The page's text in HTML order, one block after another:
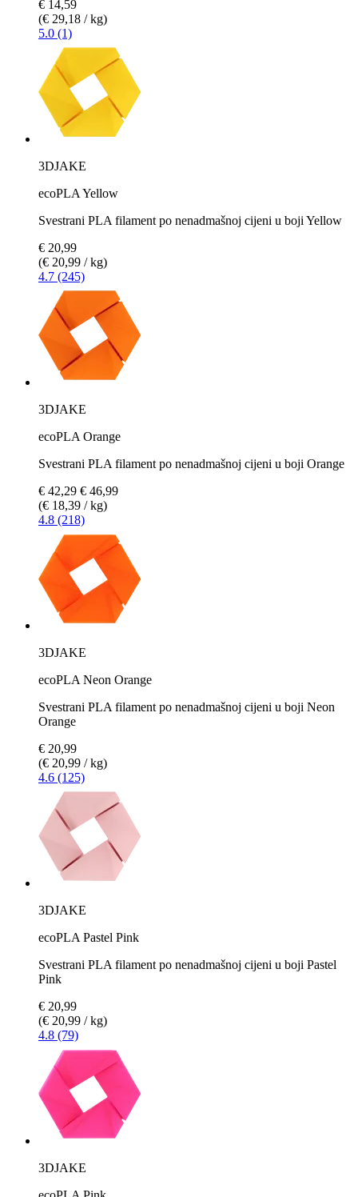
€ 14,59
(€ 29,18 / kg)
5.0 (1)
3DJAKE
ecoPLA Yellow
Svestrani PLA filament po nenadmašnoj cijeni u boji Yellow
€ 20,99
(€ 20,99 / kg)
4.7 (245)
3DJAKE
ecoPLA Orange
Svestrani PLA filament po nenadmašnoj cijeni u boji Orange
€ 42,29 € 46,99
(€ 18,39 / kg)
4.8 (218)
3DJAKE
ecoPLA Neon Orange
Svestrani PLA filament po nenadmašnoj cijeni u boji Neon
Orange
€ 20,99
(€ 20,99 / kg)
4.6 (125)
3DJAKE
ecoPLA Pastel Pink
Svestrani PLA filament po nenadmašnoj cijeni u boji Pastel
Pink
€ 20,99
(€ 20,99 / kg)
4.8 (79)
3DJAKE